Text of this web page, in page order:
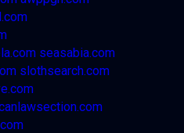
seasabia.com
slothsearch.com